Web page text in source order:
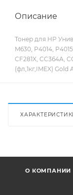
Описание
Тонер для HP
M630, P4014,
CF281X, CC364A,
(фл,1кг,IMEX) Gold
О КОМПАНИИ